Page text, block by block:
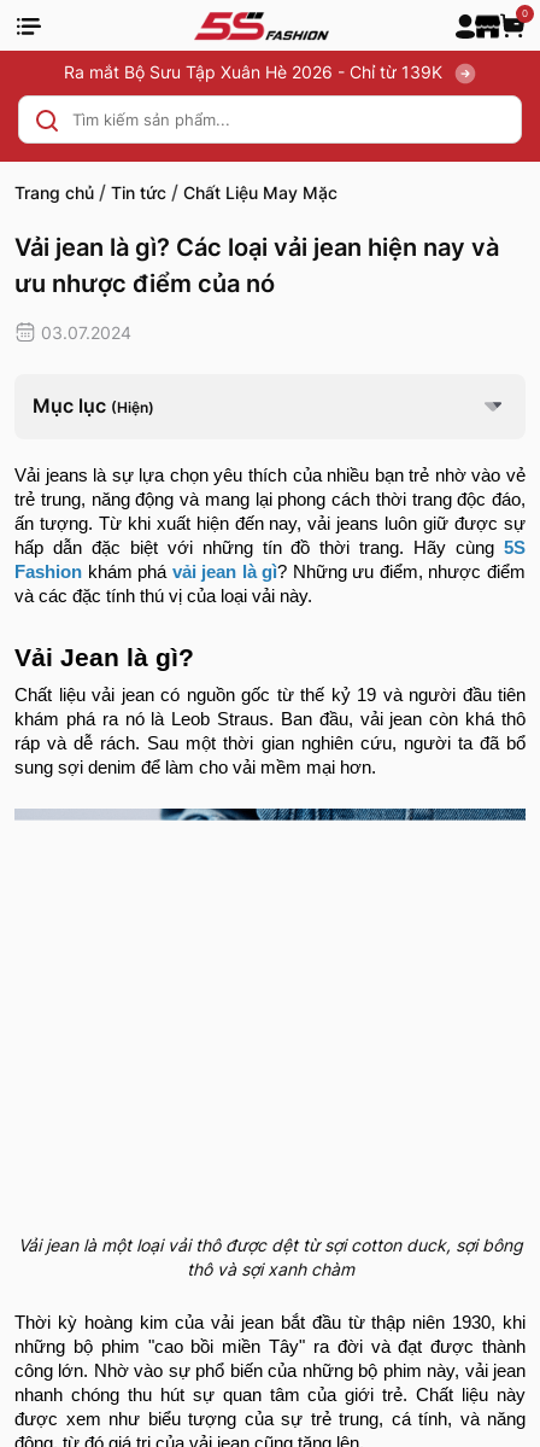
0
Ra mắt Bộ Sưu Tập Xuân Hè 2026 - Chỉ từ 139K
Trang chủ / Tin tức / Chất Liệu May Mặc
Vải jean là gì? Các loại vải jean hiện nay và
ưu nhược điểm của nó
03.07.2024
Mục lục (Hiện)
Vải jeans là sự lựa chọn yêu thích của nhiều bạn trẻ nhờ vào vẻ
trẻ trung, năng động và mang lại phong cách thời trang độc đáo,
ấn tượng. Từ khi xuất hiện đến nay, vải jeans luôn giữ được sự
hấp dẫn đặc biệt với những tín đồ thời trang. Hãy cùng 5S
Fashion khám phá vải jean là gì? Những ưu điểm, nhược điểm
và các đặc tính thú vị của loại vải này.
Vải Jean là gì?
Chất liệu vải jean có nguồn gốc từ thế kỷ 19 và người đầu tiên
khám phá ra nó là Leob Straus. Ban đầu, vải jean còn khá thô
ráp và dễ rách. Sau một thời gian nghiên cứu, người ta đã bổ
sung sợi denim để làm cho vải mềm mại hơn.
Vải jean là một loại vải thô được dệt từ sợi cotton duck, sợi bông
thô và sợi xanh chàm
Thời kỳ hoàng kim của vải jean bắt đầu từ thập niên 1930, khi
những bộ phim "cao bồi miền Tây" ra đời và đạt được thành
công lớn. Nhờ vào sự phổ biến của những bộ phim này, vải jean
nhanh chóng thu hút sự quan tâm của giới trẻ. Chất liệu này
được xem như biểu tượng của sự trẻ trung, cá tính, và năng